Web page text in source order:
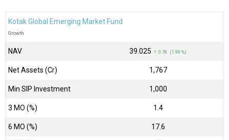
Kotak Global Emerging Market Fund
Growth
NAV ₹39.025 ↑ 0.76 (1.99 %)
Net Assets (Cr) ₹1,767
Min SIP Investment 1,000
3 MO (%) 1.4
6 MO (%) 17.6